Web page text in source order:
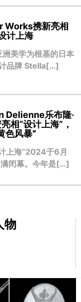
Works携新亮相
计上海
美学为根基的日本
品牌 Stella[…]
Delienne乐布隆·
相“设计上海”，
色风暴”
海”2024于6月
闭幕。今年是[…]
物